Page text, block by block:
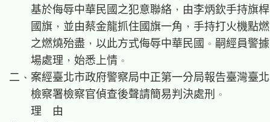
基於侮辱中華民國之犯意聯絡，由李炳欽手持旗
國旗，並由蔡金龍抓住國旗一角，手持打火機點
之燃燒殆盡，以此方式侮辱中華民國。嗣經員警
    場處理，始悉上情。
二、案經臺北市政府警察局中正第一分局報告臺灣臺
    檢察署檢察官偵查後聲請簡易判決處刑。
    理  由